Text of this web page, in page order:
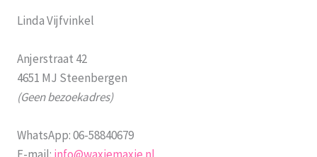
Linda Vijfvinkel
Anjerstraat 42
4651 MJ Steenbergen
(Geen bezoekadres)
WhatsApp: 06-58840679